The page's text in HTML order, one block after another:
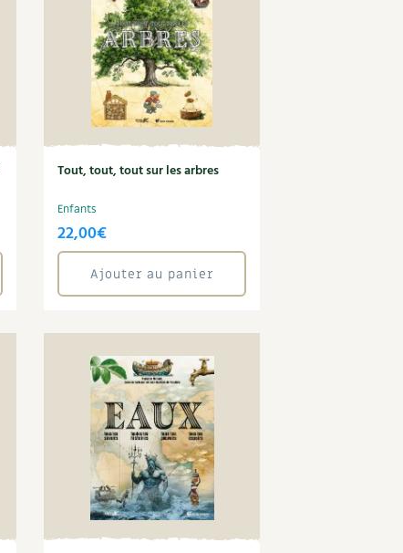
Tout, tout, tout sur les arbres
Enfants
22,00€
Ajouter au panier